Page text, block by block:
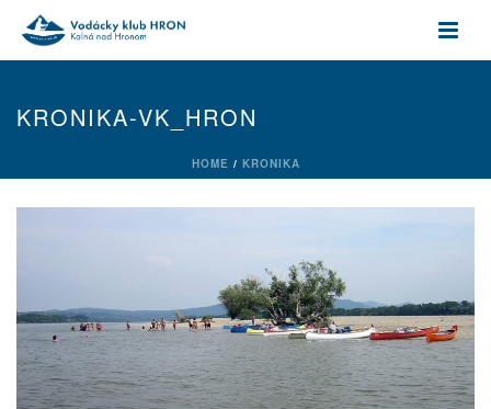
KRONIKA-VK_HRON
HOME / KRONIKA